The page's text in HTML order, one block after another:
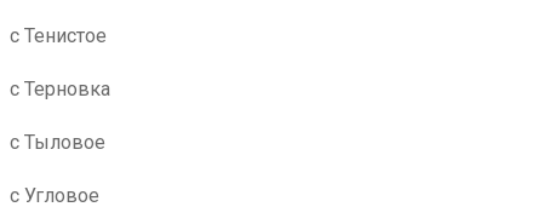
с Тенистое
с Терновка
с Тыловое
с Угловое